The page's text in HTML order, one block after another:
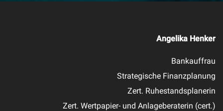
Angelika Henker
Bankauffrau
Strategische Finanzplanung
Zert. Ruhestandsplanerin
Zert. Wertpapier- und Anlageberaterin (cert.)